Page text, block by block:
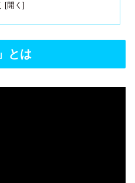
とは